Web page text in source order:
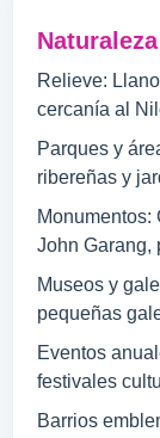
Relieve:
cercanía al
Parques y
ribereñas y
Monumentos:
John Garang,
Museos y
pequeñas
Eventos
festivales
Barrios